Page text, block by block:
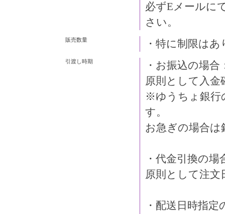
必ずEメールに
さい。
販売数量 ・特に制限は
引渡し時期
・お振込の場合
原則として入金
※ゆうちょ銀行
す。
お急ぎの場合は
・代金引換の場
原則として注文
・配送日時指